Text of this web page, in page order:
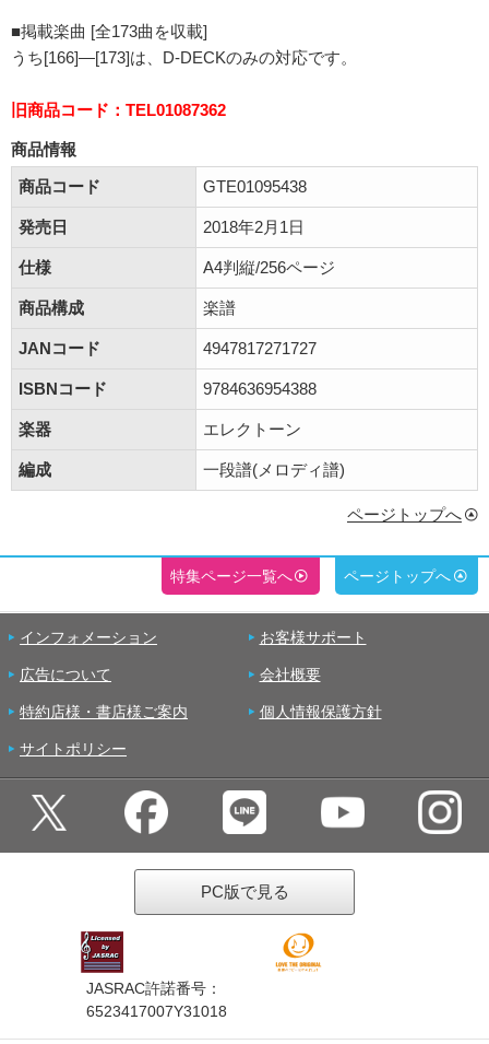
■掲載楽曲 [全173曲を収載]
うち[166]―[173]は、D-DECKのみの対応です。
旧商品コード：TEL01087362
商品情報
商品コード
GTE01095438
発売日 2018年2月1日
仕様 A4判縦/256ページ
商品構成 楽譜
JANコード 4947817271727
ISBNコード 9784636954388
楽器 エレクトーン
編成 一段譜(メロディ譜)
ページトップへ
特集ページ一覧へ ページトップへ
インフォメーション お客様サポート
広告について 会社概要
特約店様・書店様ご案内 個人情報保護方針
サイトポリシー
PC版で見る
JASRAC許諾番号：
6523417007Y31018